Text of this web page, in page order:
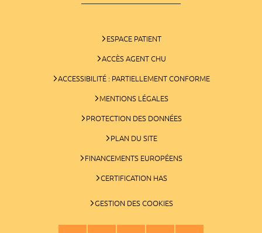
ESPACE PATIENT
ACCÈS AGENT CHU
ACCESSIBILITÉ : PARTIELLEMENT CONFORME
MENTIONS LÉGALES
PROTECTION DES DONNÉES
PLAN DU SITE
FINANCEMENTS EUROPÉENS
CERTIFICATION HAS
GESTION DES COOKIES